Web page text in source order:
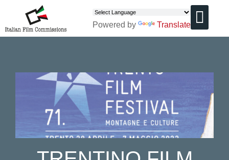
Powered by Translate